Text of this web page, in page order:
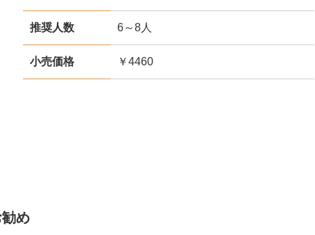
推奨人数 6～8人
小売価格 ￥4460
め